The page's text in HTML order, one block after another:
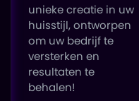
unieke creatie in uw
huisstijl, ontworpen
om uw bedrijf te
versterken en
resultaten te
behalen!